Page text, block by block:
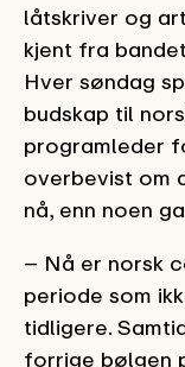
låtskriver og
kjent fra
Hver søndag
budskap til
programleder
overbevist om
nå, enn noen
– Nå er norsk
periode som
tidligere.
forrige bølgen